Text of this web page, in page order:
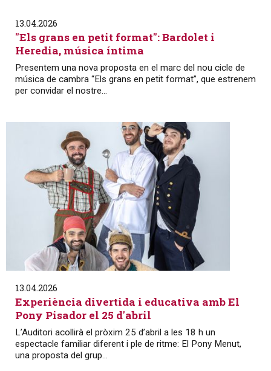
13.04.2026
"Els grans en petit format": Bardolet i
Heredia, música íntima
Presentem una nova proposta en el marc del nou cicle de
música de cambra “Els grans en petit format”, que estrenem
per convidar el nostre...
13.04.2026
Experiència divertida i educativa amb El
Pony Pisador el 25 d'abril
L’Auditori acollirà el pròxim 25 d’abril a les 18 h un
espectacle familiar diferent i ple de ritme: El Pony Menut,
una proposta del grup...